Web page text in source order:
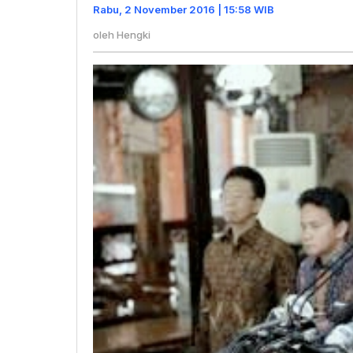
Ada
Aksi
Rabu, 2 November 2016 | 15:58 WIB
oleh Hengki